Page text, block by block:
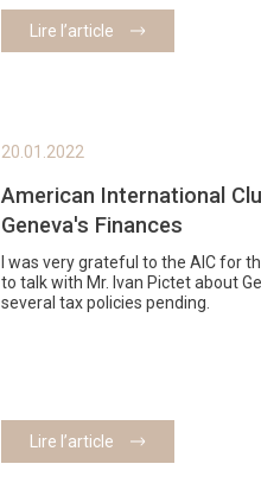
Lire l’article
20.01.2022
American International
Geneva's Finances
I was very grateful to the AIC for
to talk with Mr. Ivan Pictet about
several tax policies pending.
Lire l’article